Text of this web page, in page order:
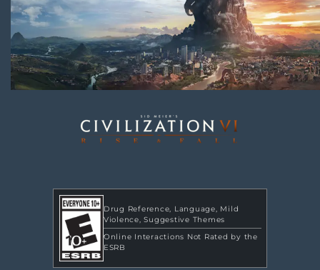
Drug Reference Language
Mild
Violence Suggestive Themes
Online Interactions Not Rated by the
ESRB